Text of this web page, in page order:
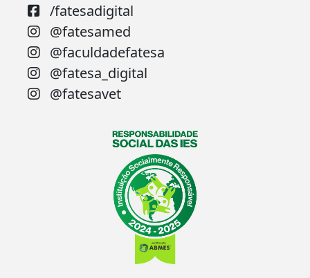
/fatesadigital
@fatesamed
@faculdadefatesa
@fatesa_digital
@fatesavet